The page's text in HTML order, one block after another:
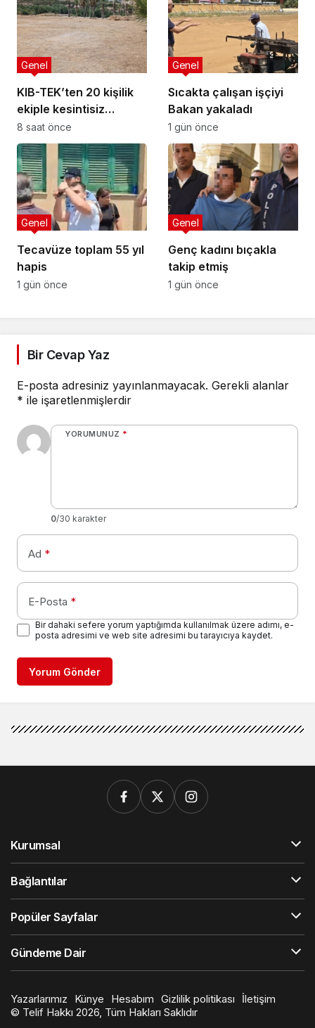
KIB-TEK’ten 20 kişilik
ekiple kesintisiz
temizlik
Genel
8 saat önce
Sıcakta çalışan işçiyi
Bakan yakaladı
Genel
1 gün önce
Tecavüze toplam 55 yıl
hapis
Genel
1 gün önce
Genç kadını bıçakla
takip etmiş
Genel
1 gün önce
Bir Cevap Yaz
E-posta adresiniz yayınlanmayacak. Gerekli alanlar
* ile işaretlenmişlerdir
YORUMUNUZ *
0/30 karakter
Ad *
E-Posta *
Bir dahaki sefere yorum yaptığımda kullanılmak üzere adımı, e-
posta adresimi ve web site adresimi bu tarayıcıya kaydet.
Yorum Gönder
Kurumsal
Bağlantılar
Popüler Sayfalar
Gündeme Dair
Yazarlarımız Künye Hesabım Gizlilik politikası
İletişim
© Telif Hakkı 2026, Tüm Hakları Saklıdır